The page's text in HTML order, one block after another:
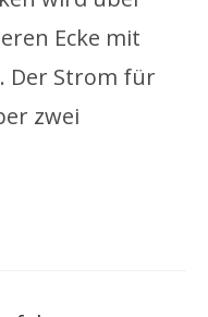
Ecke mit
Der Strom für
zwei